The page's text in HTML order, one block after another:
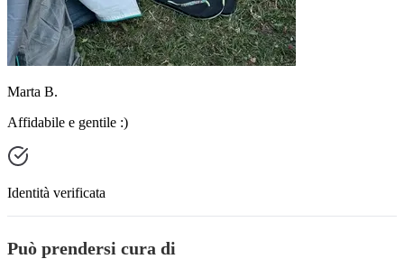
Marta B.
Affidabile e gentile :)
Identità verificata
Può prendersi cura di